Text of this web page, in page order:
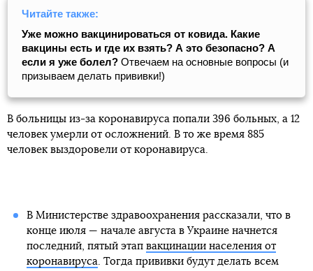
Читайте также:
Уже можно вакцинироваться от ковида. Какие
вакцины есть и где их взять? А это безопасно? А
если я уже болел? Отвечаем на основные вопросы (и
призываем делать прививки!)
В больницы из-за коронавируса попали 396 больных, а 12
человек умерли от осложнений. В то же время 885
человек выздоровели от коронавируса.
В Министерстве здравоохранения рассказали, что в
конце июля — начале августа в Украине начнется
последний, пятый этап вакцинации населения от
коронавируса. Тогда прививки будут делать всем